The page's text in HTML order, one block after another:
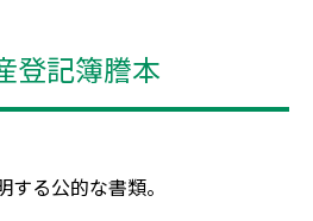
登記簿謄本
る公的な書類。